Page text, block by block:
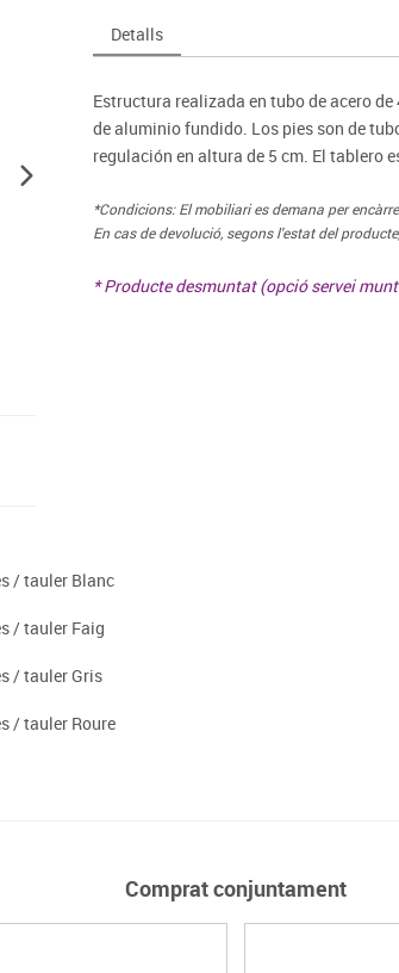
Videoprojecció
Taules escolars, abatibles i
Penjadors, prestatges i taquilles
Cadires, bancs i tamborets
Foam
Detalls
Estructura realizada en tubo de acero
de aluminio fundido. Los pies son de
regulación en altura de 5 cm. El tablero
*Condicions: El mobiliari es demana per
En cas de devolució, segons l'estat del
* Producte desmuntat (opció servei
/ tauler Blanc
/ tauler Faig
/ tauler Gris
/ tauler Roure
Comprat conjuntament